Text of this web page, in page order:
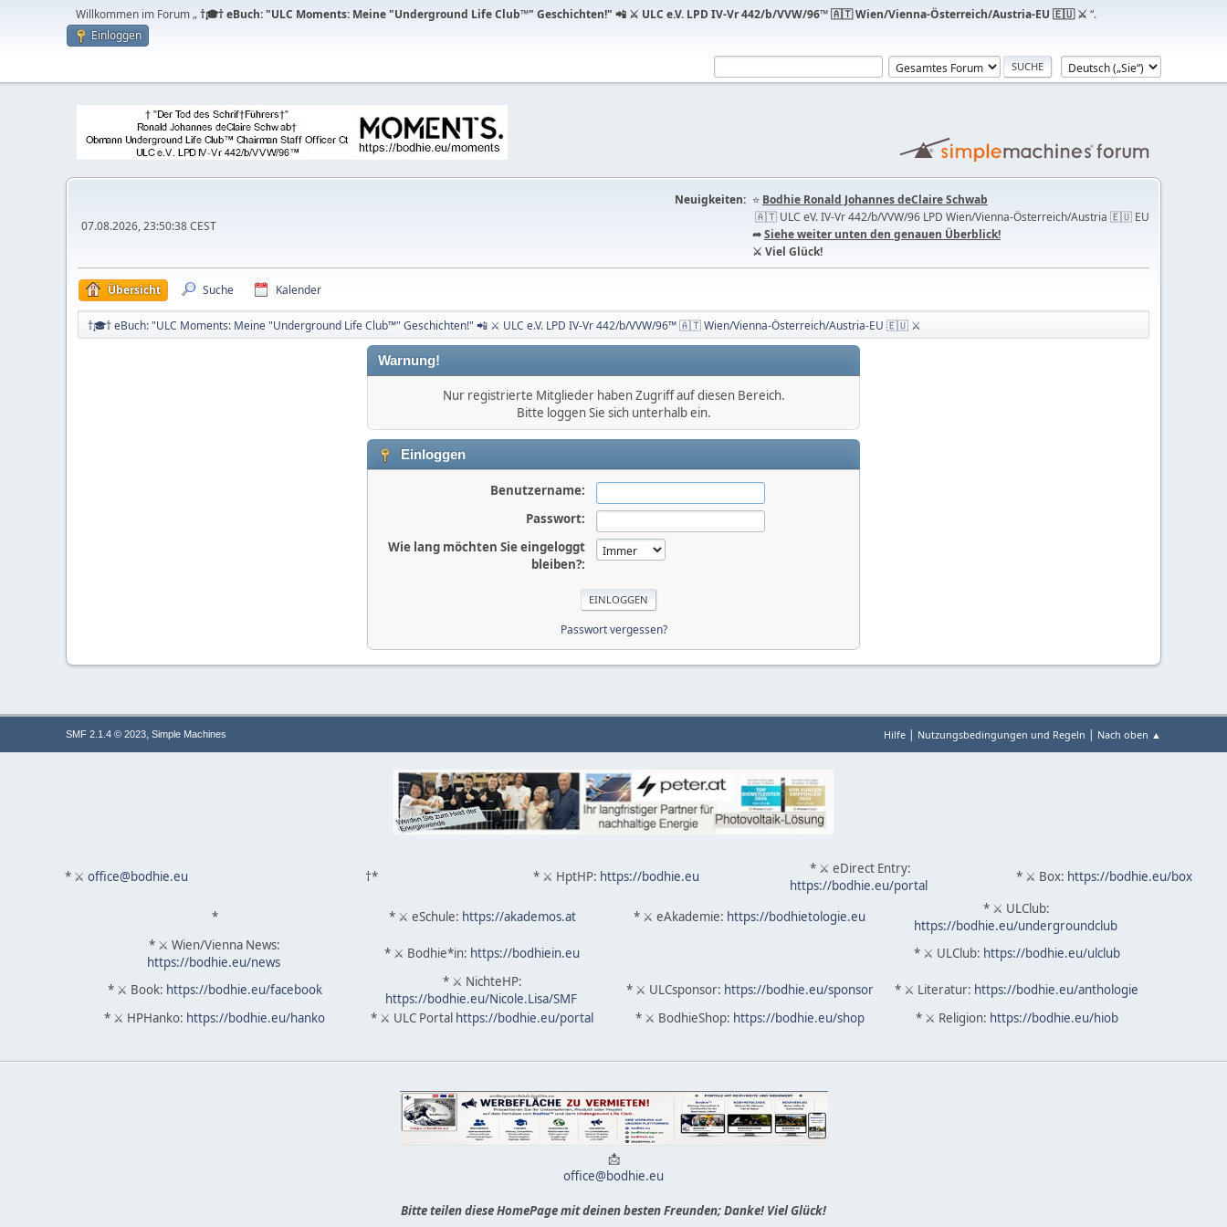
Willkommen im Forum „†🎓† eBuch: "ULC Moments: Meine "Underground Life Club™" Geschichten!" 📲 ⚔ ULC e.V. LPD IV-Vr 442/b/VVW/96™ 🇦🇹 Wien/Vienna-Österreich/Austria-EU 🇪🇺 ⚔ “.
Einloggen
07.08.2026, 23:50:38 CEST
Neuigkeiten: ⭐️ Bodhie Ronald Johannes deClaire Schwab
🇦🇹 ULC eV. IV-Vr 442/b/VVW/96 LPD Wien/Vienna-Österreich/Austria 🇪🇺 EU
➦Siehe weiter unten den genauen Überblick!
⚔ Viel Glück!
Übersicht Suche Kalender
†🎓† eBuch: "ULC Moments: Meine "Underground Life Club™" Geschichten!" 📲 ⚔ ULC e.V. LPD IV-Vr 442/b/VVW/96™ 🇦🇹 Wien/Vienna-Österreich/Austria-EU 🇪🇺 ⚔
Warnung!
Nur registrierte Mitglieder haben Zugriff auf diesen Bereich.
Bitte loggen Sie sich unterhalb ein.
Einloggen
Benutzername:
Passwort:
Wie lang möchten Sie eingeloggt
bleiben?:
Passwort vergessen?
Hilfe | Nutzungsbedingungen und Regeln | Nach oben ▲
SMF 2.1.4 © 2023, Simple Machines
* ⚔ office@bodhie.eu †* * ⚔ HptHP: https://bodhie.eu
* ⚔ eDirect Entry:
https://bodhie.eu/portal
* ⚔ Box: https://bodhie.eu/box
* * ⚔ eSchule: https://akademos.at * ⚔ eAkademie: https://bodhietologie.eu
* ⚔ ULClub:
https://bodhie.eu/undergroundclub
* ⚔ Wien/Vienna News:
https://bodhie.eu/news
* ⚔ Bodhie*in: https://bodhiein.eu * ⚔ ULClub: https://bodhie.eu/ulclub
* ⚔ Book: https://bodhie.eu/facebook
* ⚔ NichteHP:
https://bodhie.eu/Nicole.Lisa/SMF
* ⚔ ULCsponsor: https://bodhie.eu/sponsor * ⚔ Literatur: https://bodhie.eu/anthologie
* ⚔ HPHanko: https://bodhie.eu/hanko * ⚔ ULC Portal https://bodhie.eu/portal * ⚔ BodhieShop: https://bodhie.eu/shop * ⚔ Religion: https://bodhie.eu/hiob
📩
office@bodhie.eu
Bitte teilen diese HomePage mit deinen besten Freunden; Danke! Viel Glück!